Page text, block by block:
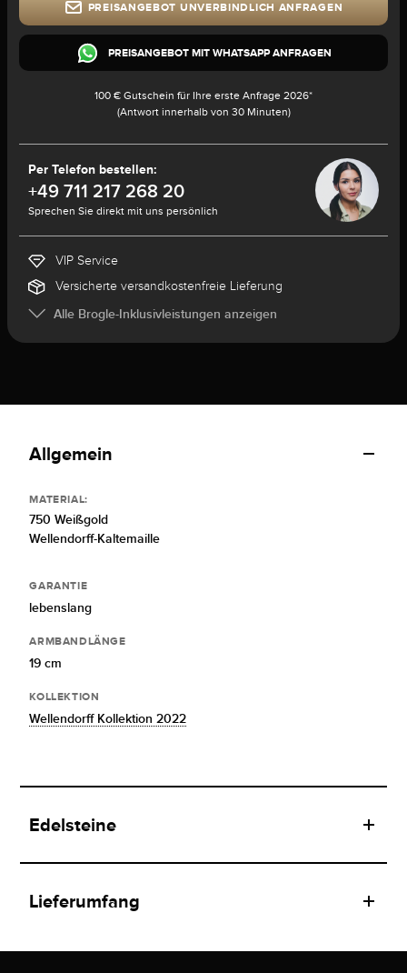
PREISANGEBOT UNVERBINDLICH ANFRAGEN
PREISANGEBOT MIT WHATSAPP ANFRAGEN
100 € Gutschein für Ihre erste Anfrage 2026*
(Antwort innerhalb von 30 Minuten)
Per Telefon bestellen:
+49 711 217 268 20
Sprechen Sie direkt mit uns persönlich
VIP Service
Versicherte versandkostenfreie Lieferung
Alle Brogle-Inklusivleistungen anzeigen
Allgemein
MATERIAL:
750 Weißgold
Wellendorff-Kaltemaille
GARANTIE
lebenslang
ARMBANDLÄNGE
19 cm
KOLLEKTION
Wellendorff Kollektion 2022
Edelsteine
Lieferumfang